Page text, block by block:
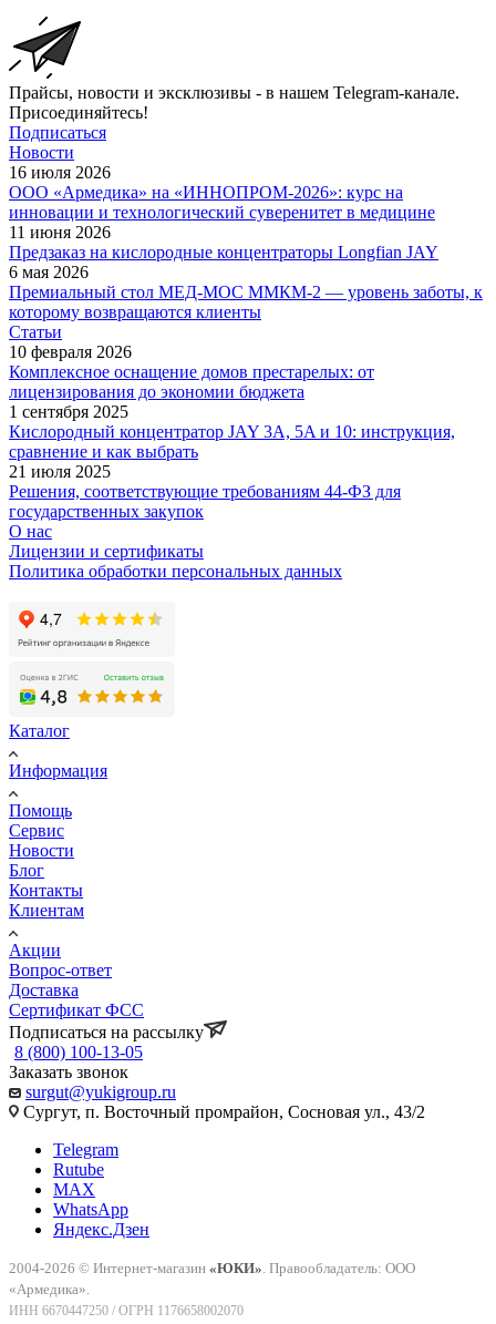
Прайсы, новости и эксклюзивы - в нашем Telegram-канале.
Присоединяйтесь!
Подписаться
Новости
16 июля 2026
ООО «Армедика» на «ИННОПРОМ-2026»: курс на
инновации и технологический суверенитет в медицине
11 июня 2026
Предзаказ на кислородные концентраторы Longfian JAY
6 мая 2026
Премиальный стол МЕД-МОС ММКМ-2 — уровень заботы, к
которому возвращаются клиенты
Статьи
10 февраля 2026
Комплексное оснащение домов престарелых: от
лицензирования до экономии бюджета
1 сентября 2025
Кислородный концентратор JAY 3A, 5A и 10: инструкция,
сравнение и как выбрать
21 июля 2025
Решения, соответствующие требованиям 44-ФЗ для
государственных закупок
О нас
Лицензии и сертификаты
Политика обработки персональных данных
Каталог
Информация
Помощь
Сервис
Новости
Блог
Контакты
Клиентам
Акции
Вопрос-ответ
Доставка
Сертификат ФСС
Подписаться на рассылку
8 (800) 100-13-05
Заказать звонок
surgut@yukigroup.ru
Сургут, п. Восточный промрайон, Сосновая ул., 43/2
Telegram
Rutube
MAX
WhatsApp
Яндекс.Дзен
2004-2026 © Интернет-магазин «ЮКИ». Правообладатель: ООО
«Армедика».
ИНН 6670447250 / ОГРН 1176658002070